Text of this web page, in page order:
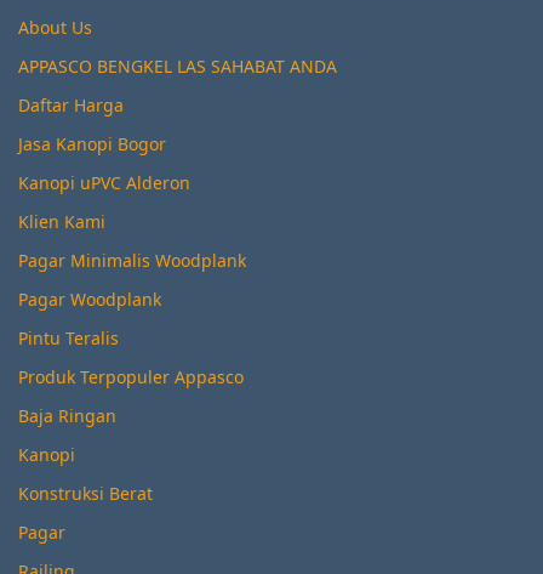
About Us
APPASCO BENGKEL LAS SAHABAT ANDA
Daftar Harga
Jasa Kanopi Bogor
Kanopi uPVC Alderon
Klien Kami
Pagar Minimalis Woodplank
Pagar Woodplank
Pintu Teralis
Produk Terpopuler Appasco
Baja Ringan
Kanopi
Konstruksi Berat
Pagar